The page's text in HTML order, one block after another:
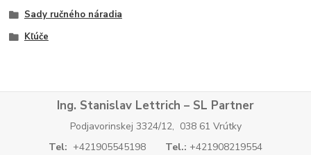
Sady ručného náradia
Kľúče
Ing. Stanislav Lettrich – SL Partner
Podjavorinskej 3324/12, 038 61 Vrútky
Tel: +421905545198 Tel.: +421908219554